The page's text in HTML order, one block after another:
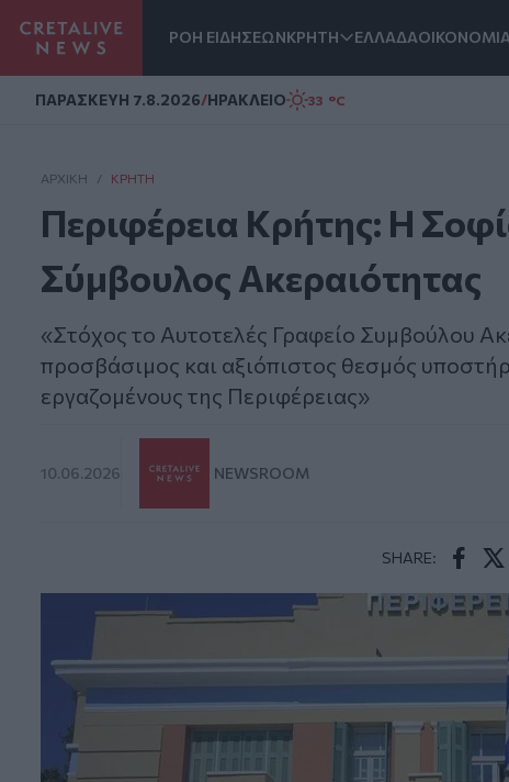
ΡΟΗ ΕΙΔΗΣΕΩΝΚΡΗΤΗ ΕΛΛΑΔΑ
ΠΑΡΑΣΚΕΥΗ 7.8.2026/ΗΡΑΚΛΕΙΟ 33 °C
ΑΡΧΙΚΗ / ΚΡΉΤΗ
Περιφέρεια Κρήτης: Η
Σύμβουλος Ακεραιότητας
«Στόχος το Αυτοτελές Γραφείο Συμβούλου
προσβάσιμος και αξιόπιστος θεσμός
εργαζομένους της Περιφέρειας»
10.06.2026 NEWSROOM
SHARE: